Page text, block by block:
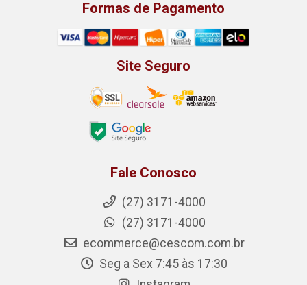
Formas de Pagamento
Site Seguro
Fale Conosco
(27) 3171-4000
(27) 3171-4000
ecommerce@cescom.com.br
Seg a Sex 7:45 às 17:30